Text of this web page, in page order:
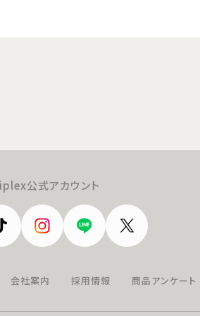
公式アカウント
会社案内 採用情報 商品アンケート